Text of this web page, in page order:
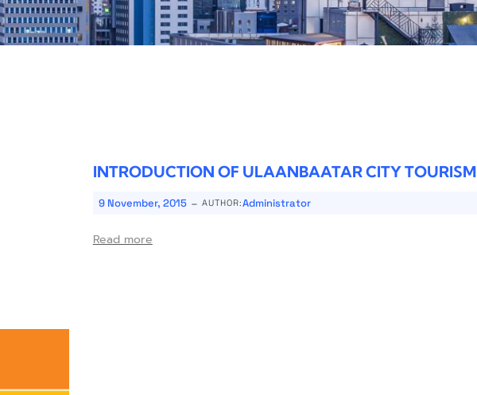
INTRODUCTION OF ULAANBAATAR CITY TOURISM
9 November, 2015 - AUTHOR:Administrator
Read more